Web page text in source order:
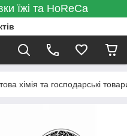
їжі та HoReCa
хімія та господарські